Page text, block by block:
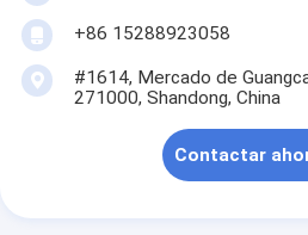
+86 15288923058
#1614, Mercado de
271000, Shandong, China
Contactar